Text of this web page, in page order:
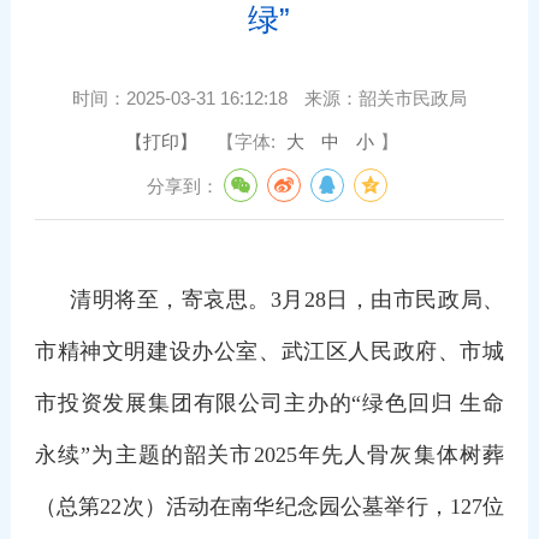
绿”
时间： 2025-03-31 16:12:18 来源： 韶关市民政局
【打印】 【字体: 大 中 小 】
分享到：
清明将至，寄哀思。3月28日，由市民政局、
市精神文明建设办公室、武江区人民政府、市城
市投资发展集团有限公司主办的“绿色回归 生命
永续”为主题的韶关市2025年先人骨灰集体树葬
（总第22次）活动在南华纪念园公墓举行，127位